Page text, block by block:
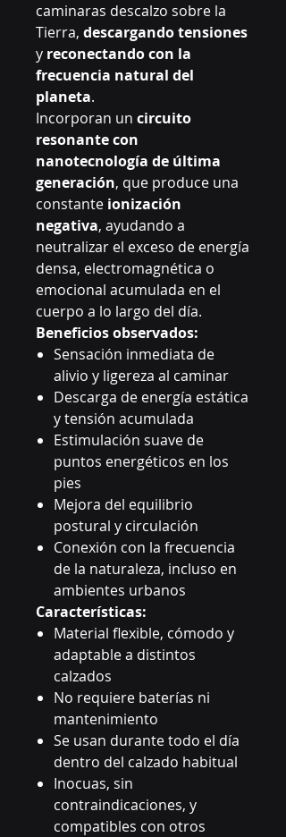
caminaras descalzo sobre la
Tierra, descargando tensiones
y reconectando con la
frecuencia natural del
planeta.
Incorporan un circuito
resonante con
nanotecnología de última
generación, que produce una
constante ionización
negativa, ayudando a
neutralizar el exceso de energía
densa, electromagnética o
emocional acumulada en el
cuerpo a lo largo del día.
Beneficios observados:
Sensación inmediata de
alivio y ligereza al caminar
Descarga de energía estática
y tensión acumulada
Estimulación suave de
puntos energéticos en los
pies
Mejora del equilibrio
postural y circulación
Conexión con la frecuencia
de la naturaleza, incluso en
ambientes urbanos
Características:
Material flexible, cómodo y
adaptable a distintos
calzados
No requiere baterías ni
mantenimiento
Se usan durante todo el día
dentro del calzado habitual
Inocuas, sin
contraindicaciones, y
compatibles con otros